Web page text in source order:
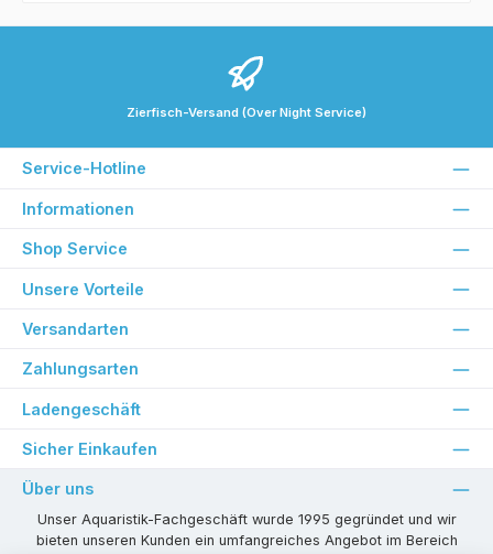
Zierfisch-Versand (Over Night Service)
Service-Hotline
Informationen
Shop Service
Unsere Vorteile
Versandarten
Zahlungsarten
Ladengeschäft
Sicher Einkaufen
Über uns
Unser Aquaristik-Fachgeschäft wurde 1995 gegründet und wir
bieten unseren Kunden ein umfangreiches Angebot im Bereich